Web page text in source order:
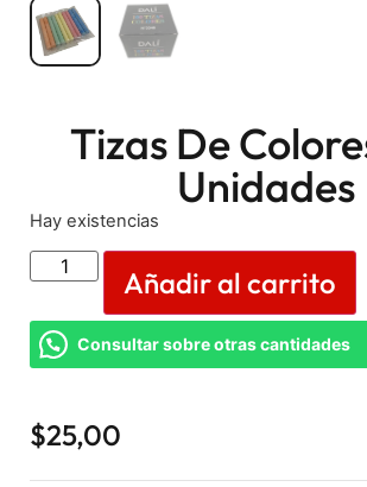
Tizas De
Unidades
Hay existencias
Añadir al carrito
Consultar sobre otras cantidades
$25,00